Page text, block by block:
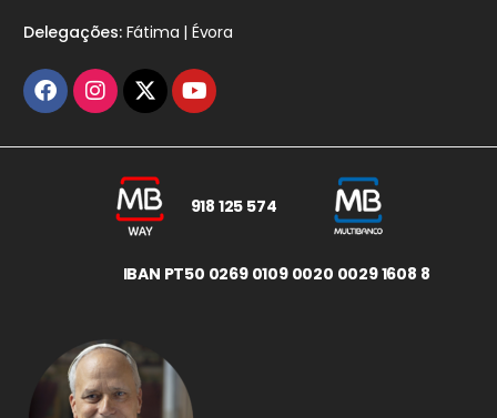
Delegações:Fátima | Évora
918 125 574
IBAN PT50 0269 0109 0020 0029 1608 8